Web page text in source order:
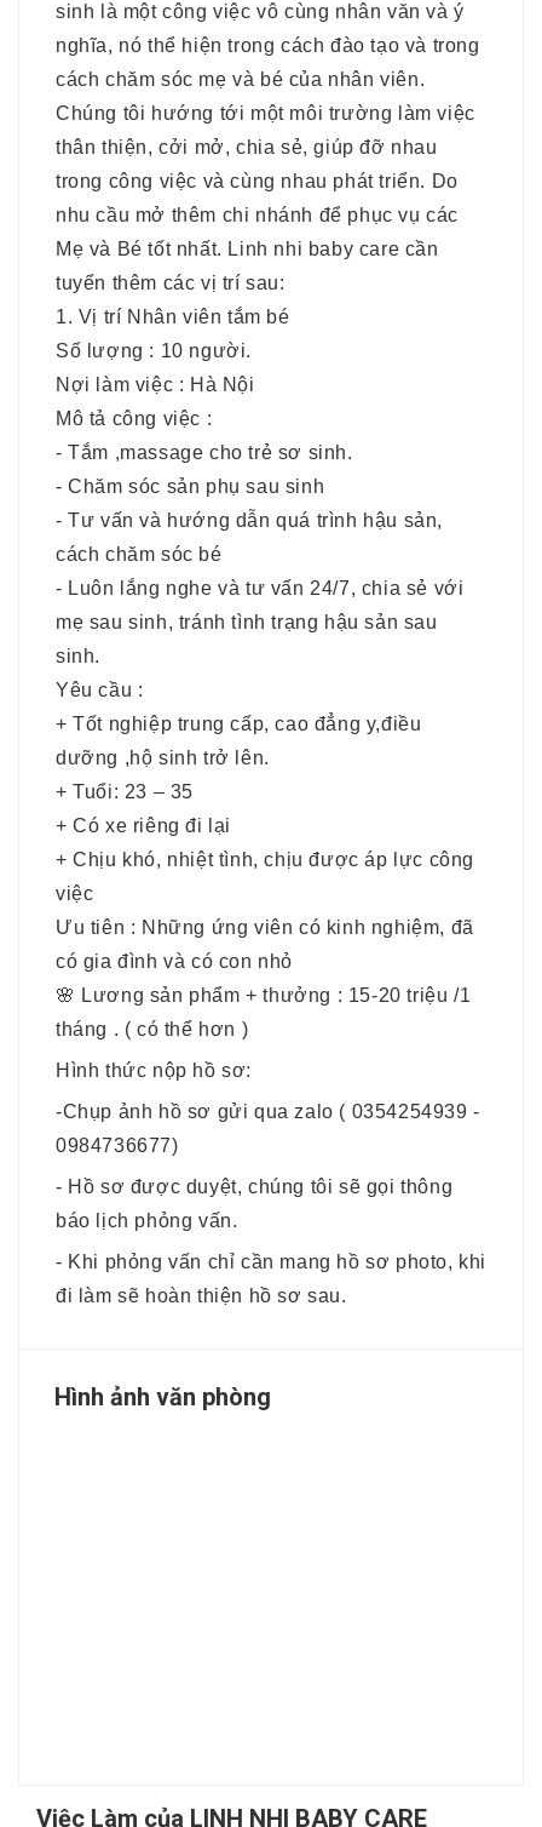
sinh là một công việc vô cùng nhân văn và ý
nghĩa, nó thể hiện trong cách đào tạo và trong
cách chăm sóc mẹ và bé của nhân viên.
Chúng tôi hướng tới một môi trường làm việc
thân thiện, cởi mở, chia sẻ, giúp đỡ nhau
trong công việc và cùng nhau phát triển. Do
nhu cầu mở thêm chi nhánh để phục vụ các
Mẹ và Bé tốt nhất. Linh nhi baby care cần
tuyển thêm các vị trí sau:
1. Vị trí Nhân viên tắm bé
Số lượng : 10 người.
Nợi làm việc : Hà Nội
Mô tả công việc :
- Tắm ,massage cho trẻ sơ sinh.
- Chăm sóc sản phụ sau sinh
- Tư vấn và hướng dẫn quá trình hậu sản,
cách chăm sóc bé
- Luôn lắng nghe và tư vấn 24/7, chia sẻ với
mẹ sau sinh, tránh tình trạng hậu sản sau
sinh.
Yêu cầu :
+ Tốt nghiệp trung cấp, cao đẳng y,điều
dưỡng ,hộ sinh trở lên.
+ Tuổi: 23 – 35
+ Có xe riêng đi lại
+ Chịu khó, nhiệt tình, chịu được áp lực công
việc
Ưu tiên : Những ứng viên có kinh nghiệm, đã
có gia đình và có con nhỏ
🌸 Lương sản phẩm + thưởng : 15-20 triệu /1
tháng . ( có thể hơn )
Hình thức nộp hồ sơ:
-Chụp ảnh hồ sơ gửi qua zalo ( 0354254939 -
0984736677)
- Hồ sơ được duyệt, chúng tôi sẽ gọi thông
báo lịch phỏng vấn.
- Khi phỏng vấn chỉ cần mang hồ sơ photo, khi
đi làm sẽ hoàn thiện hồ sơ sau.
Hình ảnh văn phòng
Việc Làm của LINH NHI BABY CARE